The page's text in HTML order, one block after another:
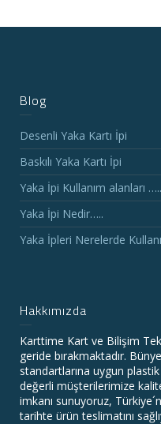
Blog
Desenli Yaka Kartı İpi
Baskılı Yaka Kartı İpi
Yaka İpi Kullanım alanları …..
Yaka İpi Nedir…..
Yaka İpleri Nerelerde
Hakkımızda
Karttime Kart ve Bilişim
geride bırakmaktadır.
standartlarına uygun
değerli müşterilerimize
imkanı sunuyoruz,
tarihte ürün teslimatını